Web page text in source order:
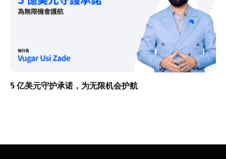
5 亿美元守护承诺，为无限机会护航